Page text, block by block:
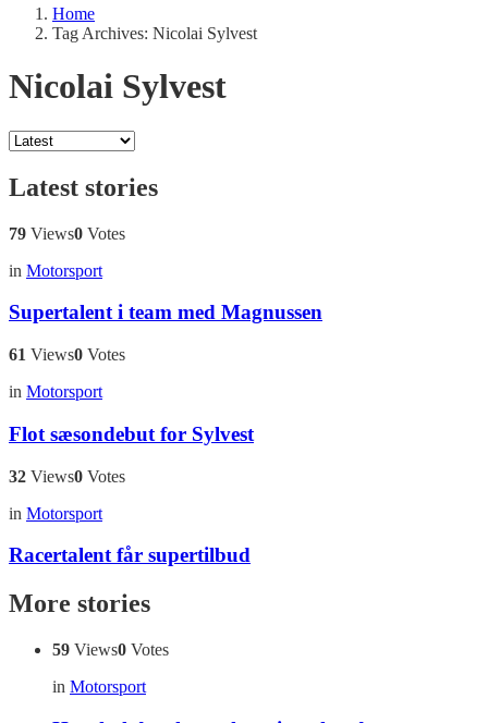
Home
Tag Archives: Nicolai Sylvest
Nicolai Sylvest
Latest stories
79 Views0 Votes
in Motorsport
Supertalent i team med Magnussen
61 Views0 Votes
in Motorsport
Flot sæsondebut for Sylvest
32 Views0 Votes
in Motorsport
Racertalent får supertilbud
More stories
59 Views0 Votes
in Motorsport